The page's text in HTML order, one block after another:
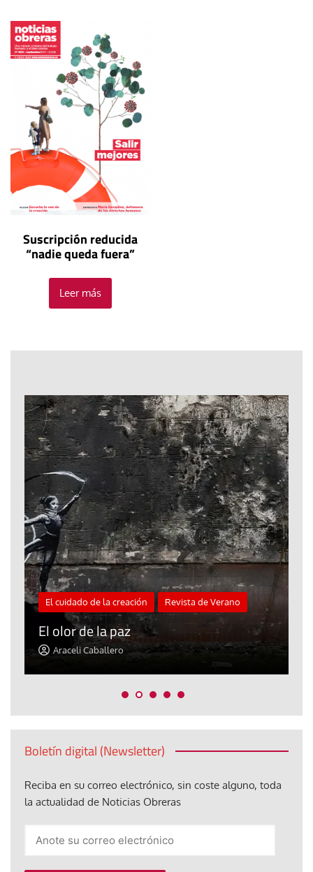
Suscripción reducida
“nadie queda fuera”
Leer más
El cuidado de la creación Revista de Verano
El olor de la paz
Araceli Caballero
Boletín digital (Newsletter)
Reciba en su correo electrónico, sin coste alguno, toda
la actualidad de Noticias Obreras